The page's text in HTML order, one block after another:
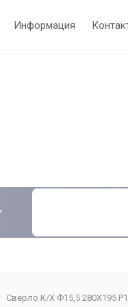
Информация
Сверло К/Х Ф15,5 280Х195